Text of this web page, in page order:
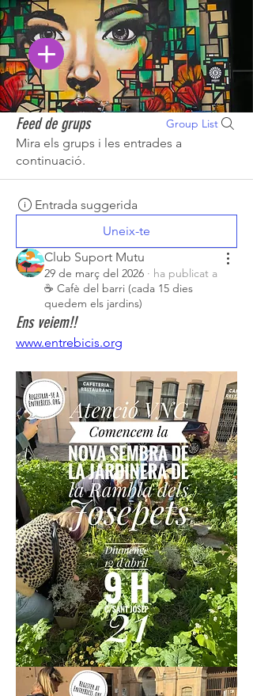
Feed de grups Group List
Mira els grups i les entrades a
continuació.
Entrada suggerida
Uneix-te
Club Suport Mutu
29 de març del 2026 · ha publicat a
☕ Cafè del barri (cada 15 dies
quedem els jardins)
Ens veiem!!
www.entrebicis.org